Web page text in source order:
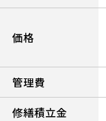
価格
管理費
修繕積立金